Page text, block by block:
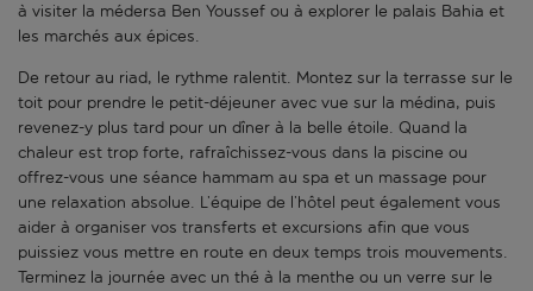
à visiter la médersa Ben Youssef ou à explorer le palais Bahia et
les marchés aux épices.
De retour au riad, le rythme ralentit. Montez sur la terrasse sur le
toit pour prendre le petit-déjeuner avec vue sur la médina, puis
revenez-y plus tard pour un dîner à la belle étoile. Quand la
chaleur est trop forte, rafraîchissez-vous dans la piscine ou
offrez-vous une séance hammam au spa et un massage pour
une relaxation absolue. L’équipe de l’hôtel peut également vous
aider à organiser vos transferts et excursions afin que vous
puissiez vous mettre en route en deux temps trois mouvements.
Terminez la journée avec un thé à la menthe ou un verre sur le